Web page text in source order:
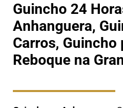
Guincho 24
Anhanguera,
Carros, Guincho
Reboque na